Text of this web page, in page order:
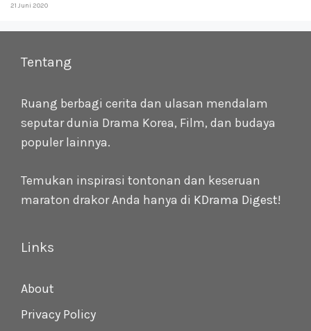
21 Juni 2020
Tentang
Ruang berbagi cerita dan ulasan mendalam
seputar dunia Drama Korea, Film, dan budaya
populer lainnya.
Temukan inspirasi tontonan dan keseruan
maraton drakor Anda hanya di KDrama Digest!
Links
About
Privacy Policy